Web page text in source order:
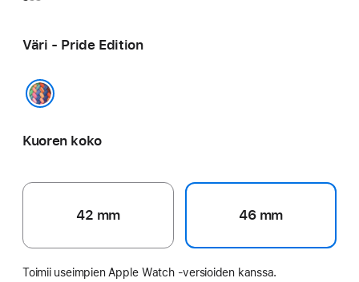
Väri - Pride Edition
Kuoren koko
42 mm 46 mm
Toimii useimpien Apple Watch ‑versioiden kanssa.